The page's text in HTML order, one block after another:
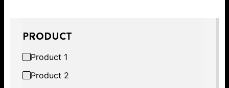
PRODUCT
Product 1
Product 2